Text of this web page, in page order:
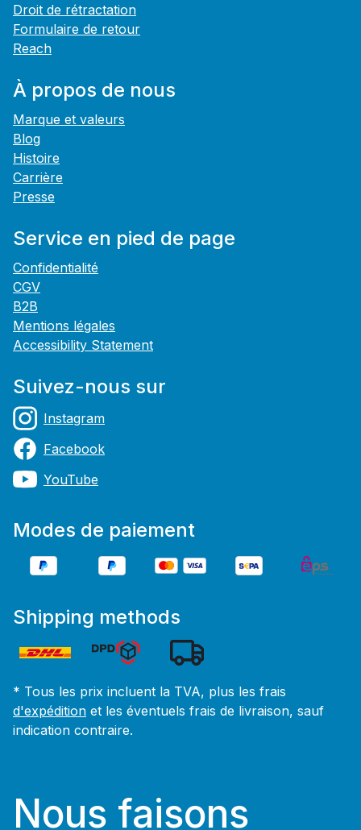
Droit de rétractation
Formulaire de retour
Reach
À propos de nous
Marque et valeurs
Blog
Histoire
Carrière
Presse
Service en pied de page
Confidentialité
CGV
B2B
Mentions légales
Accessibility Statement
Suivez-nous sur
Instagram
Facebook
YouTube
Modes de paiement
Shipping methods
* Tous les prix incluent la TVA, plus les frais
d'expédition et les éventuels frais de livraison, sauf
indication contraire.
Nous faisons